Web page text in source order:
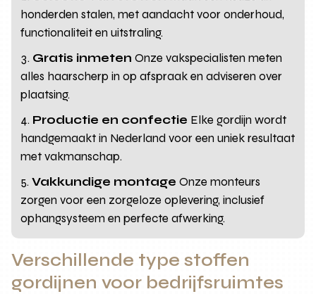
honderden stalen, met aandacht voor onderhoud,
functionaliteit en uitstraling.
Gratis inmeten Onze vakspecialisten meten
alles haarscherp in op afspraak en adviseren over
plaatsing.
Productie en confectie Elke gordijn wordt
handgemaakt in Nederland voor een uniek resultaat
met vakmanschap.
Vakkundige montage Onze monteurs
zorgen voor een zorgeloze oplevering, inclusief
ophangsysteem en perfecte afwerking.
Verschillende type stoffen
gordijnen voor bedrijfsruimtes